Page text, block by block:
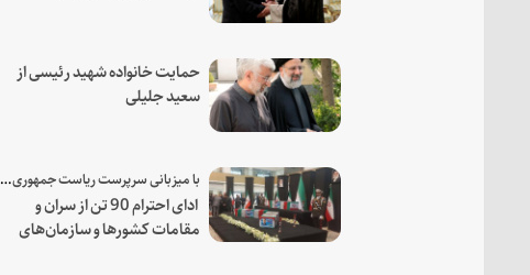
حمایت خانواده شهید رئیسی از
سعید جلیلی
با میزبانی سرپرست ریاست جمهوری صورت گرفت؛
ادای احترام 90 تن از سران و
مقامات کشورها و سازمان‌های